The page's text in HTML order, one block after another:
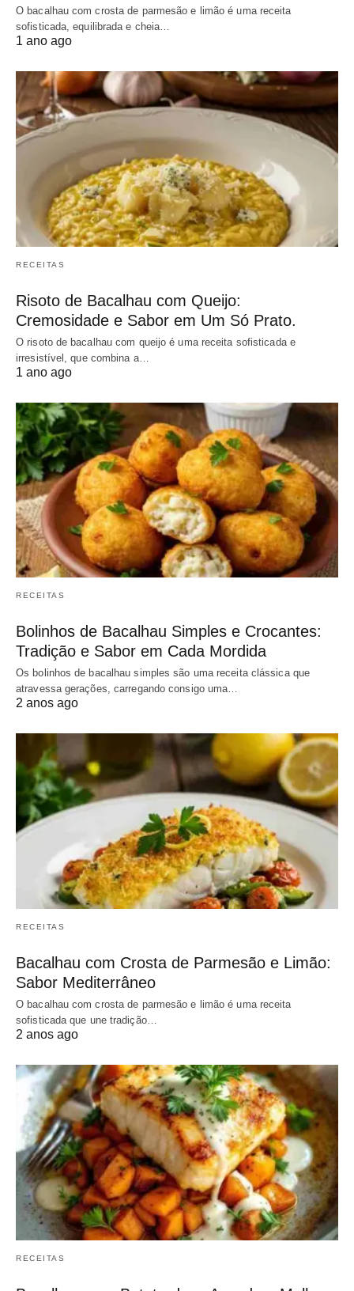
O bacalhau com crosta de parmesão e limão é uma receita
sofisticada, equilibrada e cheia…
1 ano ago
RECEITAS
Risoto de Bacalhau com Queijo:
Cremosidade e Sabor em Um Só Prato.
O risoto de bacalhau com queijo é uma receita sofisticada e
irresistível, que combina a…
1 ano ago
RECEITAS
Bolinhos de Bacalhau Simples e Crocantes:
Tradição e Sabor em Cada Mordida
Os bolinhos de bacalhau simples são uma receita clássica que
atravessa gerações, carregando consigo uma…
2 anos ago
RECEITAS
Bacalhau com Crosta de Parmesão e Limão:
Sabor Mediterrâneo
O bacalhau com crosta de parmesão e limão é uma receita
sofisticada que une tradição…
2 anos ago
RECEITAS